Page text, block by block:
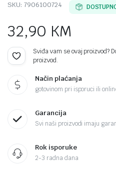
SKU: 7906100724
32,90 KM
Sviđa vam se ovaj proizvod?
proizvod.
Način plaćanja
gotovinom pri isporuci ili
Garancija
Svi naši proizvodi imaju
Rok isporuke
2-3 radna dana